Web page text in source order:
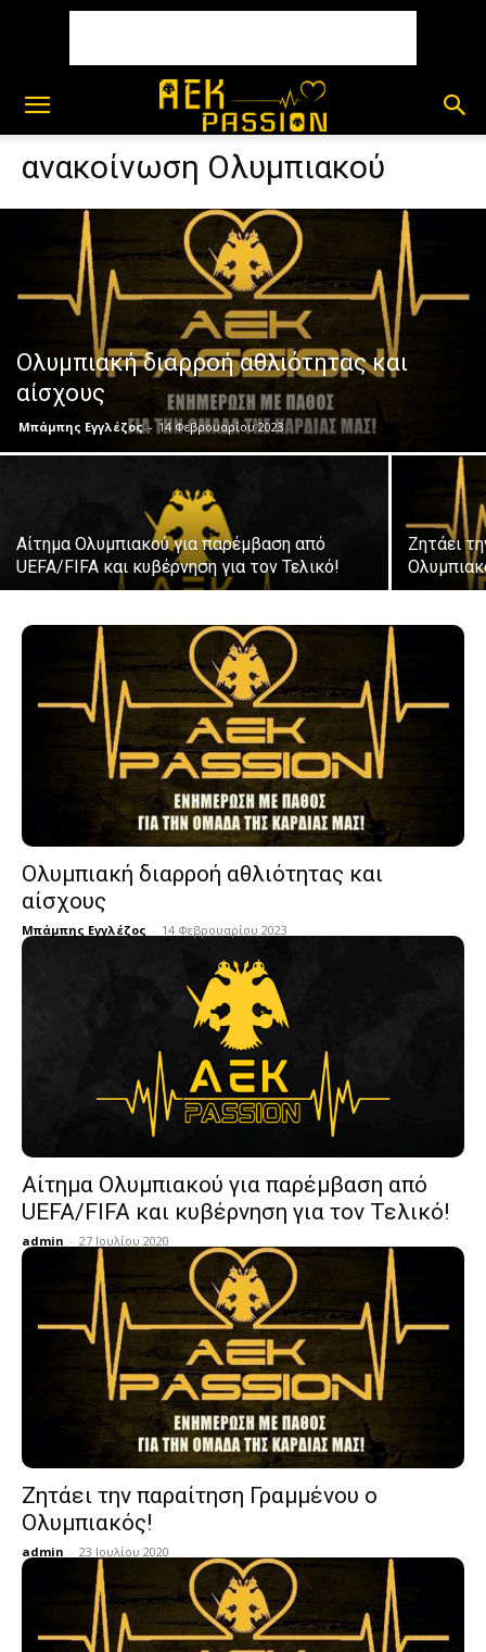
ανακοίνωση Ολυμπιακού
Ολυμπιακή διαρροή αθλιότητας και
αίσχους
Μπάμπης Εγγλέζος - 14 Φεβρουαρίου 2023
Αίτημα Ολυμπιακού για παρέμβαση από
UEFA/FIFA και κυβέρνηση για τον Τελικό!
Ζητάει
Ολυμπιακή διαρροή αθλιότητας και
αίσχους
Μπάμπης Εγγλέζος - 14 Φεβρουαρίου 2023
Αίτημα Ολυμπιακού για παρέμβαση από
UEFA/FIFA και κυβέρνηση για τον Τελικό!
admin - 27 Ιουλίου 2020
Ζητάει την παραίτηση Γραμμένου ο
Ολυμπιακός!
admin - 23 Ιουλίου 2020